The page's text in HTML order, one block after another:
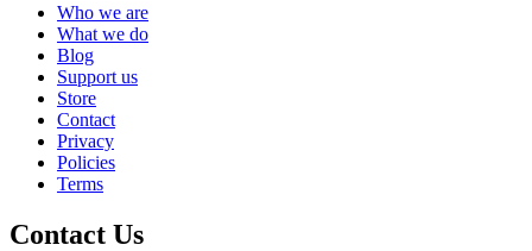
Who we are
What we do
Blog
Support us
Store
Contact
Privacy
Policies
Terms
Contact Us